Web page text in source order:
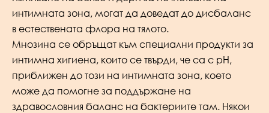
интимната зона, могат да доведат до дисбаланс
в естествената флора на тялото.
Мнозина се обръщат към специални продукти за
интимна хигиена, които се твърди, че са с pH,
приближен до този на интимната зона, което
може да помогне за поддържане на
здравословния баланс на бактериите там. Някои